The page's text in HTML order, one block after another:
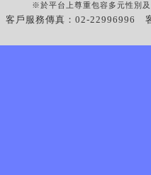
※於平台上尊重包容多元性別
客戶服務傳真：02-22996996